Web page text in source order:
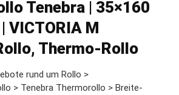
Tenebra | 35×160
VICTORIA M
Thermo-Rollo
rund um Rollo >
> Tenebra Thermorollo > Breite-